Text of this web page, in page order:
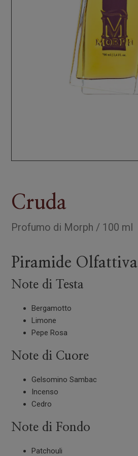
Cruda
Profumo di Morph / 100 ml
Piramide Olfattiva
Note di Testa
Bergamotto
Limone
Pepe Rosa
Note di Cuore
Gelsomino Sambac
Incenso
Cedro
Note di Fondo
Patchouli